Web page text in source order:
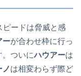
ピードは脅威と感
ーが合わせ枠に行っ
。ついにハウアーは
ノは相変わらず際ど